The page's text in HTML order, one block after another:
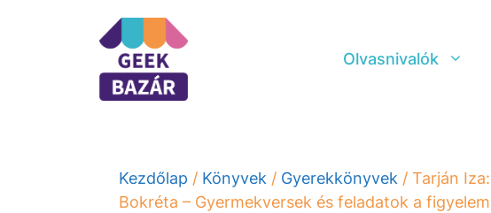
Olvasnivalók
Kezdőlap / Könyvek / Gyerekkönyvek / Tarján Iza:
Bokréta – Gyermekversek és feladatok a figyelem